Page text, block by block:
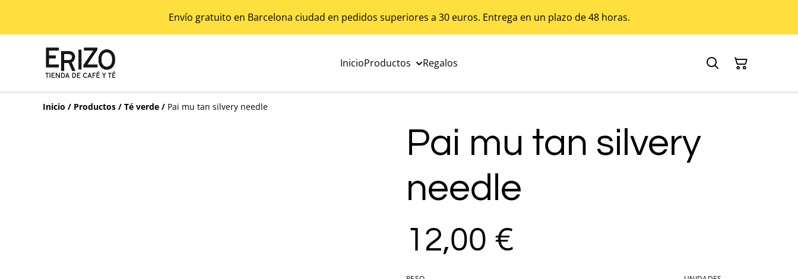
Envío gratuito en Barcelona ciudad en pedidos superiores a 30 euros. Entrega en un plazo de 48 horas.
InicioProductos Regalos
Inicio / Productos / Té verde / Pai mu tan silvery needle
Pai mu tan silvery
needle
12,00 €